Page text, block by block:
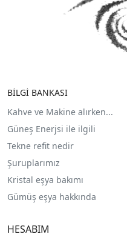
BİLGİ BANKASI
Kahve ve Makine alırken...
Güneş Enerjsi ile ilgili
Tekne refit nedir
Şuruplarımız
Kristal eşya bakımı
Gümüş eşya hakkında
HESABIM